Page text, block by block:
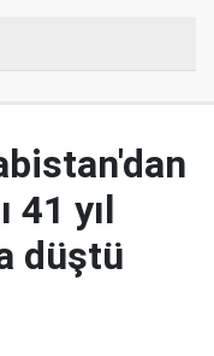
41 yıl
düştü